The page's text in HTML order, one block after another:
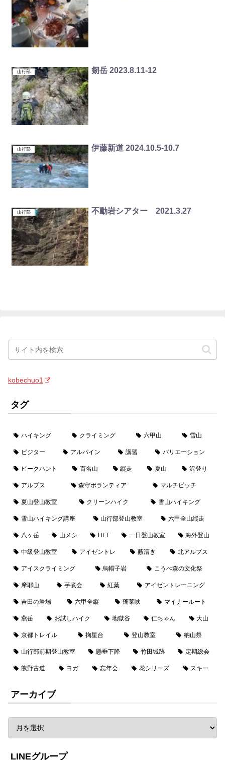
山行部 剱岳 2023.8.11-12
山行部 伊藤新道 2024.10.5-10.7
山行部 不動岩シアター 2021.3.27
kobechuo1
タグ
ハイキング クライミング 六甲山 雪山
ビジター アルパイン 講習 バリエーション
ピークハント 百名山 縦走 夏山 沢登り
アルプス 森守ボランティア マルチピッチ
夏山登山教室 クリーンハイク 雪山ハイキング
雪山ハイキング講座 山行部登山教室 六甲全山縦走
八ヶ岳 山メシ HLT 一日登山教室 海外登山
中級登山教室 アイゼントレ 藪漕ぎ 北アルプス
アイスクライミング 烏帽子岩 こうべ森の文化祭
摩耶山 芋煮会 紅葉 アイゼントレーニング
吉田の岩場 六甲全縦 蓬莱峡 マイナールート
燕岳 お試しハイク 地獄谷 仁ちゃん 大山
京都トレイル 掬星台 登山教室 納山祭
山行部前期登山教室 懸垂下降 竹田城跡 定期総会
熊野古道 ヨガ 忘年会 花シリーズ スキー
アーカイブ
LINEグループ